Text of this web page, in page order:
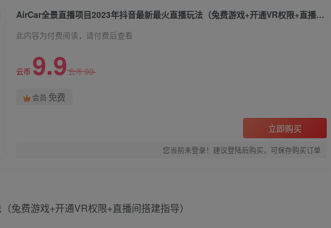
AirCar全景直播项目2023年抖音最新最火直播玩法（兔费游戏+开通VR权限+直播间搭建指导）
此内容为付费阅读，请付费后查看
云币 9.9云币99
会员 免费
立即购买
您当前未登录！建议登陆后购买，可保存购买订单